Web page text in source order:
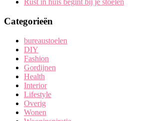
Rust in huis begint bij je stoelen
Categorieën
bureaustoelen
DIY
Fashion
Gordijnen
Health
Interior
Lifestyle
Overig
Wonen